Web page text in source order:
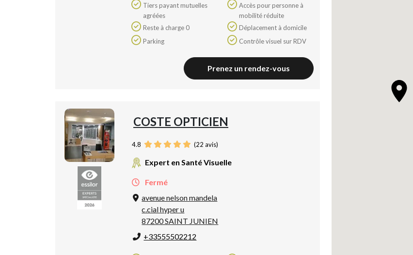
agréées
Reste à charge 0
Parking
mobilité réduite
Déplacement à domicile
Contrôle visuel sur RDV
Prenez un rendez-vous
COSTE OPTICIEN
4.8 (22 avis)
Expert en Santé Visuelle
Fermé
avenue nelson mandela
c.cial hyper u
87200 SAINT JUNIEN
+33555502212